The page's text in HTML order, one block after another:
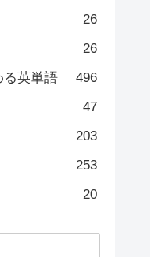
26
26
る英単語
496
47
203
253
20